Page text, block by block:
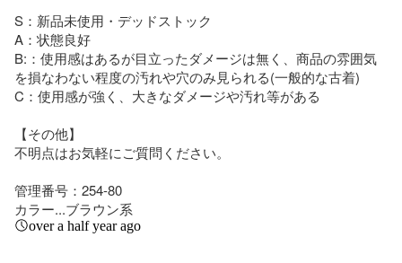
S：新品未使用・デッドストック
A：状態良好
B:：使用感はあるが目立ったダメージは無く、商品の雰囲気
を損なわない程度の汚れや穴のみ見られる(一般的な古着)
C：使用感が強く、大きなダメージや汚れ等がある
【その他】
不明点はお気軽にご質問ください。
管理番号：254-80
カラー...ブラウン系
over a half year ago